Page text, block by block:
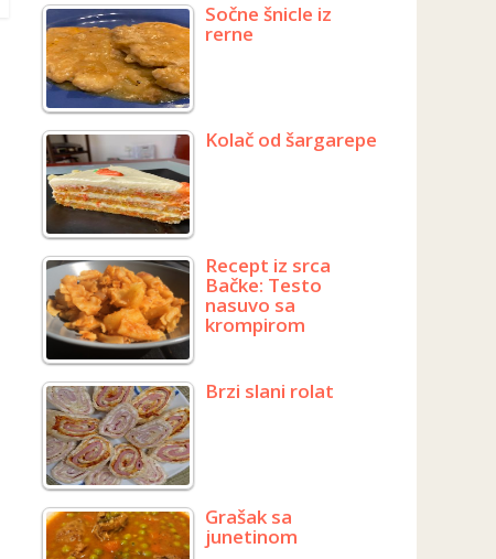
Sočne šnicle iz
rerne
Kolač od šargarepe
Recept iz srca
Bačke: Testo
nasuvo sa
krompirom
Brzi slani rolat
Grašak sa
junetinom